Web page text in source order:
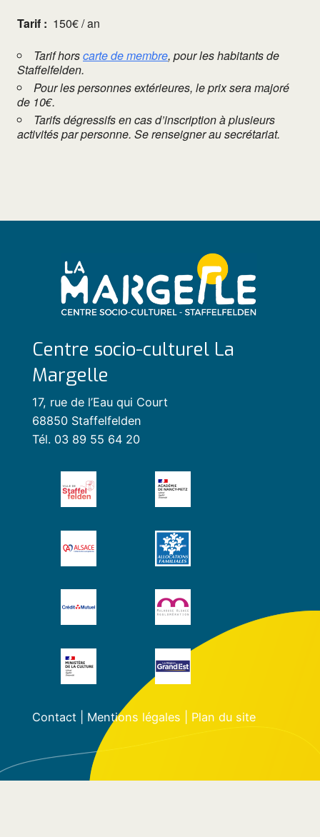
Tarif : 150€ / an
Tarif horscarte de membre, pour les habitants de
Staffelfelden.
Pour les personnes extérieures, le prix sera majoré
de 10€.
Tarifs dégressifs en cas d’inscription à plusieurs
activités par personne. Se renseigner au secrétariat.
Centre socio-culturel La
Margelle
17, rue de l’Eau qui Court
68850 Staffelfelden
Tél. 03 89 55 64 20
Contact| Mentions légales Plan du site